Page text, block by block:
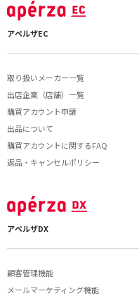
アペルザEC
取り扱いメーカー一覧
出店企業（店舗）一覧
購買アカウント申請
出品について
購買アカウントに関するFAQ
返品・キャンセルポリシー
アペルザDX
顧客管理機能
メールマーケティング機能